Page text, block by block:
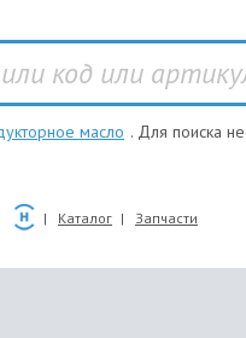
масло . Для поиска
Каталог Запчасти